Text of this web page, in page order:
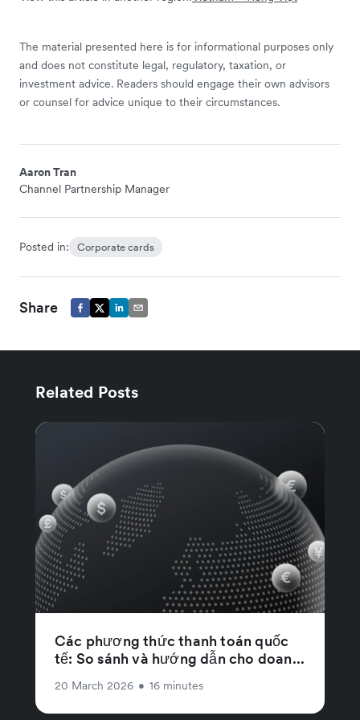
The material presented here is for informational purposes only
and does not constitute legal, regulatory, taxation, or
investment advice. Readers should engage their own advisors
or counsel for advice unique to their circumstances.
Aaron Tran
Channel Partnership Manager
Posted in: Corporate cards
Share
Related Posts
Các phương thức thanh toán quốc
tế: So sánh và hướng dẫn cho doan...
20 March 2026 • 16 minutes